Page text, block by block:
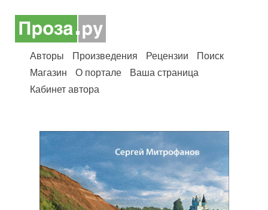
Авторы Произведения Рецензии
Поиск
Магазин
О портале
Ваша страница
Кабинет автора